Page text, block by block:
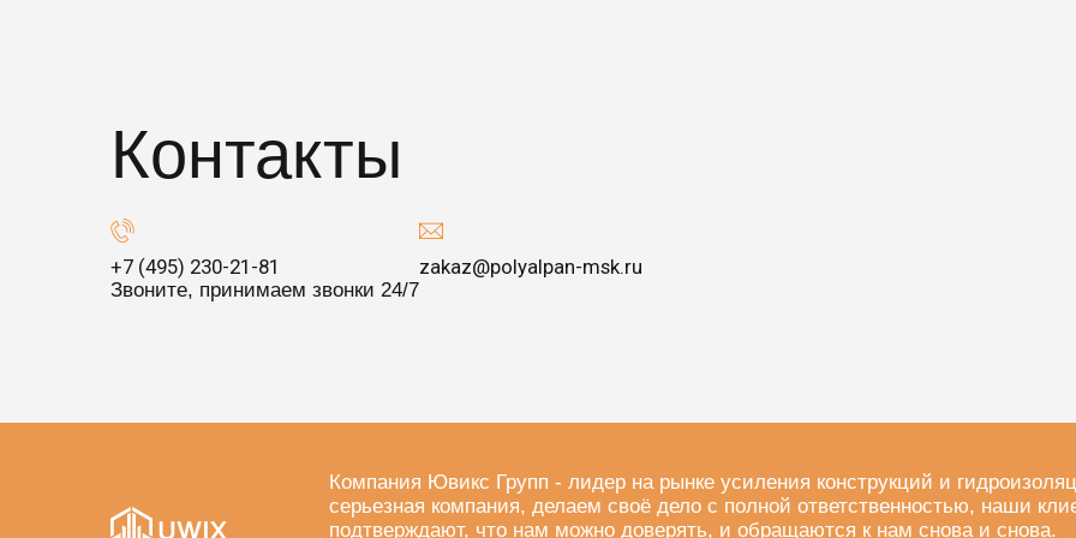
Контакты
+7 (495) 230-21-81
Звоните, принимаем звонки 24/7
zakaz@polyalpan-msk.ru
Компания Ювикс Групп - лидер на рынке усиления конструкций и
серьезная компания, делаем своё дело с полной ответственностью, наши
подтверждают, что нам можно доверять, и обращаются к нам снова и снова.